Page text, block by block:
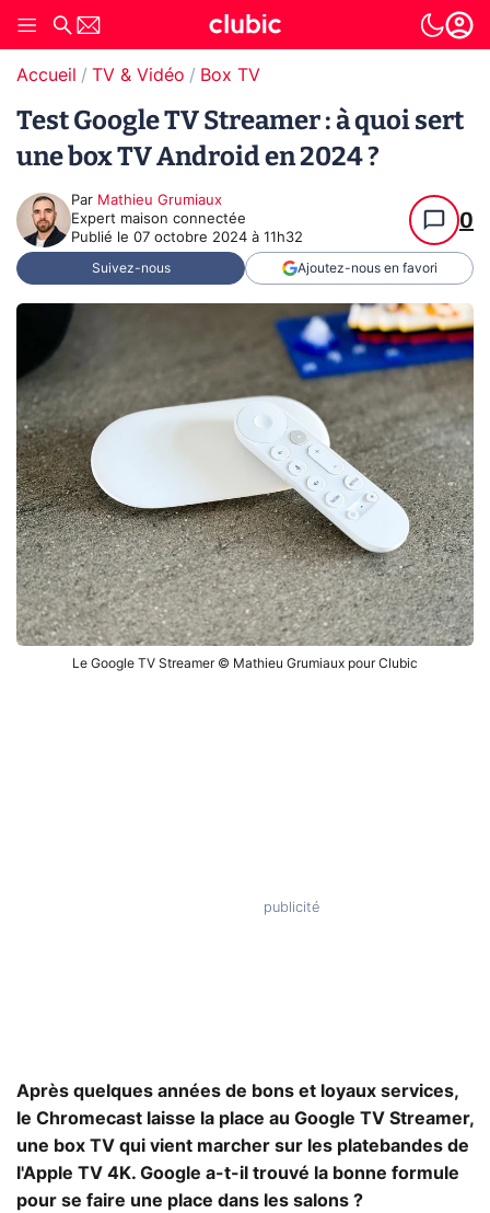
Accueil TV & Vidéo Box TV
Test Google TV Streamer : à quoi sert
une box TV Android en 2024 ?
Par Mathieu Grumiaux
Expert maison connectée
Publié le 07 octobre 2024 à 11h32
0
Suivez-nous Ajoutez-nous en favori
Le Google TV Streamer © Mathieu Grumiaux pour Clubic
Après quelques années de bons et loyaux services,
le Chromecast laisse la place au Google TV Streamer,
une box TV qui vient marcher sur les platebandes de
l'Apple TV 4K. Google a-t-il trouvé la bonne formule
pour se faire une place dans les salons ?